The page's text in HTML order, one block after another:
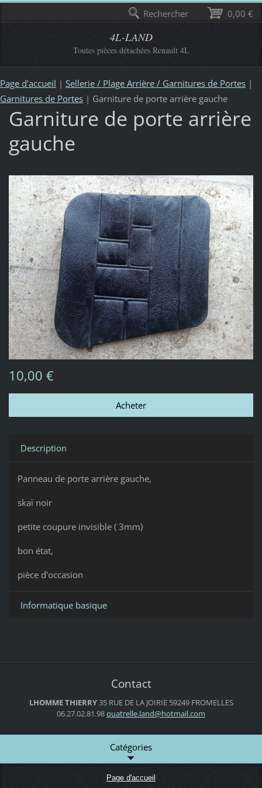
4L-LAND
Toutes pièces détachées Renault 4L
Page d'accueil | Sellerie / Plage Arrière / Garnitures de Portes |
Garnitures de Portes | Garniture de porte arrière gauche
Garniture de porte arrière
gauche
10,00 €
Description
Panneau de porte arrière gauche,
skaï noir
petite coupure invisible ( 3mm)
bon état,
pièce d'occasion
Informatique basique
Contact
LHOMME THIERRY35 RUE DE LA JOIRIE59249 FROMELLES
06.27.02.81.98quatrelle.land@hotmail.com
Catégories
Page d'accueil
0,00 €
Rechercher